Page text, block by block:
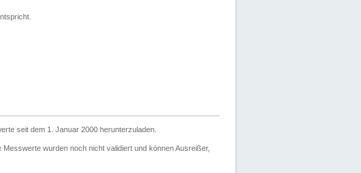
seit dem 1. Januar 2000 herunterzuladen.
Messwerte wurden noch nicht validiert und können Ausreißer,